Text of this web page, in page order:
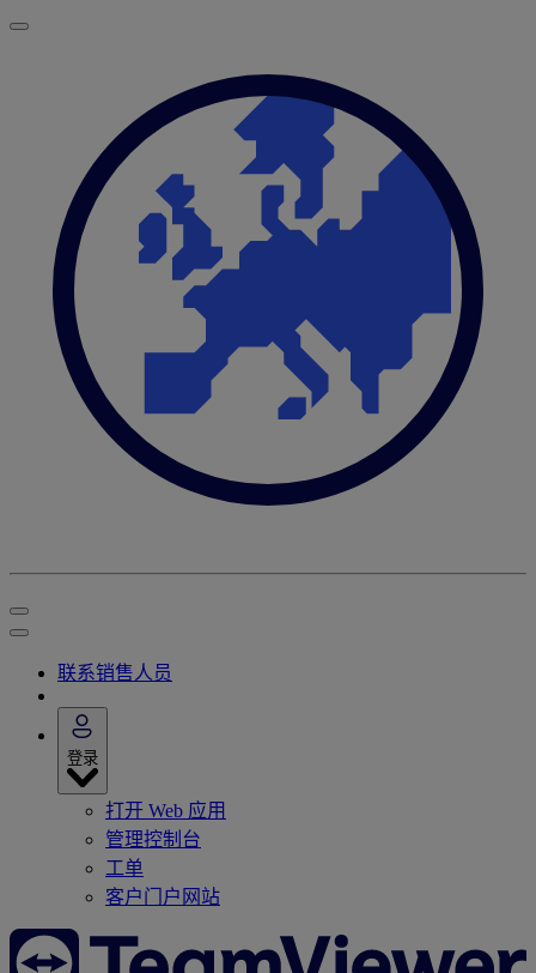
联系销售人员
登录
打开 Web 应用
管理控制台
工单
客户门户网站